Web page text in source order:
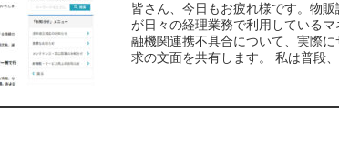
皆さん、今日もお疲れ様です。物
が日々の経理業務で利用している
融機関連携不具合について、実際
求の文面を共有します。 私は普段